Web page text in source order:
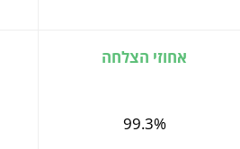
אחוזי הצלחה
99.3%